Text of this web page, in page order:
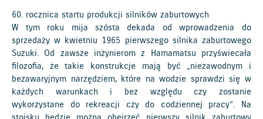
60. rocznica startu produkcji silników zaburtowych
W tym roku mija szósta dekada od wprowadzenia do
sprzedaży w kwietniu 1965 pierwszego silnika zaburtowego
Suzuki. Od zawsze inżynierom z Hamamatsu przyświecała
filozofia, że takie konstrukcje mają być „niezawodnym i
bezawaryjnym narzędziem, które na wodzie sprawdzi się w
każdych warunkach i bez względu czy zostanie
wykorzystane do rekreacji czy do codziennej pracy”. Na